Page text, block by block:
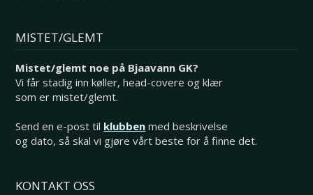
MISTET/GLEMT
Mistet/glemt noe på Bjaavann GK?
Vi får stadig inn køller, head-covere og klær
som er mistet/glemt.
Send en e-post til klubben med beskrivelse
og dato, så skal vi gjøre vårt beste for å finne det.
KONTAKT OSS